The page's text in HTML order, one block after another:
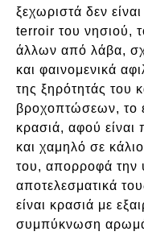
ξεχωριστά δεν
terroir του νησιού,
άλλων από λάβα,
και φαινομενικά
της ξηρότητάς του
βροχοπτώσεων, το
κρασιά, αφού είναι
και χαμηλό σε
του, απορροφά την
αποτελεσματικά
είναι κρασιά με
συμπύκνωση